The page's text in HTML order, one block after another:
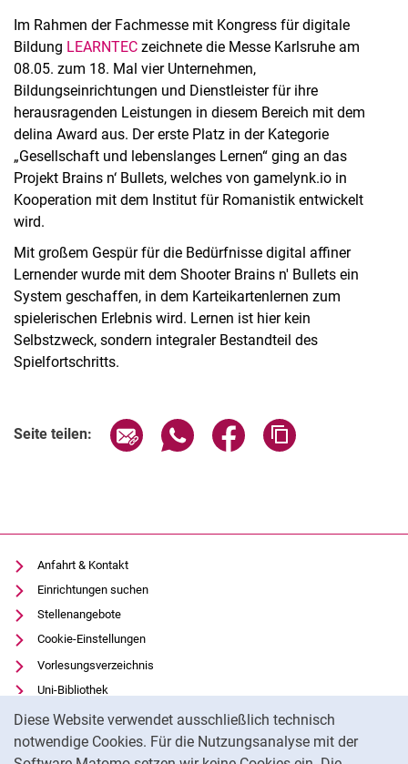
Diese Website verwendet ausschließlich technisch
notwendige Cookies. Für die Nutzungsanalyse mit der
Im Rahmen der Fachmesse mit Kongress für digitale
Bildung LEARNTEC zeichnete die Messe Karlsruhe am
08.05. zum 18. Mal vier Unternehmen,
Bildungseinrichtungen und Dienstleister für ihre
herausragenden Leistungen in diesem Bereich mit dem
delina Award aus. Der erste Platz in der Kategorie
„Gesellschaft und lebenslanges Lernen“ ging an das
Projekt Brains n‘ Bullets, welches von gamelynk.io in
Kooperation mit dem Institut für Romanistik entwickelt
wird.
Mit großem Gespür für die Bedürfnisse digital affiner
Lernender wurde mit dem Shooter Brains n' Bullets ein
System geschaffen, in dem Karteikartenlernen zum
spielerischen Erlebnis wird. Lernen ist hier kein
Selbstzweck, sondern integraler Bestandteil des
Spielfortschritts.
Seite teilen: Seite über E-Mail teilen
Seite über WhatsApp teilen
Seite über Facebook
Anfahrt & Kontakt
Einrichtungen suchen
Stellenangebote
Cookie-Einstellungen
Vorlesungsverzeichnis
Uni-Bibliothek
Moodle
Panopto